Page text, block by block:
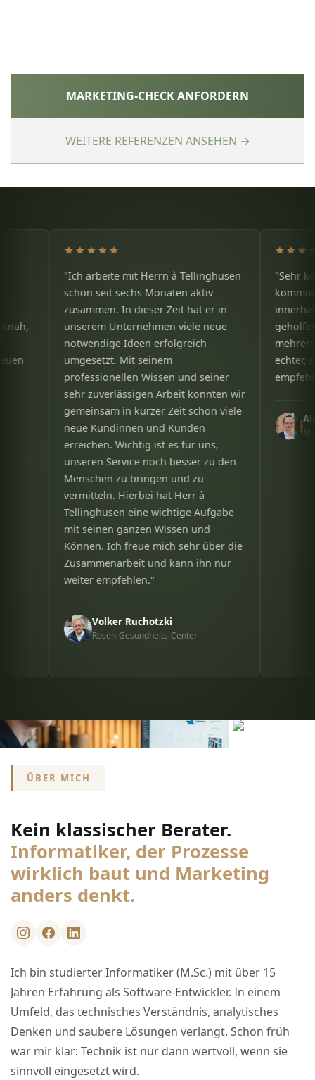
MARKETING-CHECK ANFORDERN
WEITERE REFERENZEN ANSEHEN →
"Ich arbeite mit Herrn à Tellinghusen
schon seit sechs Monaten aktiv
zusammen. In dieser Zeit hat er in
unserem Unternehmen viele neue
notwendige Ideen erfolgreich
umgesetzt. Mit seinem
professionellen Wissen und seiner
sehr zuverlässigen Arbeit konnten wir
gemeinsam in kurzer Zeit schon viele
neue Kundinnen und Kunden
erreichen. Wichtig ist es für uns,
unseren Service noch besser zu den
Menschen zu bringen und zu
vermitteln. Hierbei hat Herr à
Tellinghusen eine wichtige Aufgabe
mit seinen ganzen Wissen und
Können. Ich freue mich sehr über die
Zusammenarbeit und kann ihn nur
weiter empfehlen."
Volker Ruchotzki
Rosen-Gesundheits-Center
"Sehr
kommunikativ.
innerhalb einer
geholfen wie
mehreren
echter,
empfehlen."
Ali Tezcan
Maklerbüro
ÜBER MICH
Kein klassischer Berater.
Informatiker, der Prozesse
wirklich baut und Marketing
anders denkt.
Ich bin studierter Informatiker (M.Sc.) mit über 15
Jahren Erfahrung als Software-Entwickler. In einem
Umfeld, das technisches Verständnis, analytisches
Denken und saubere Lösungen verlangt. Schon früh
war mir klar: Technik ist nur dann wertvoll, wenn sie
sinnvoll eingesetzt wird.